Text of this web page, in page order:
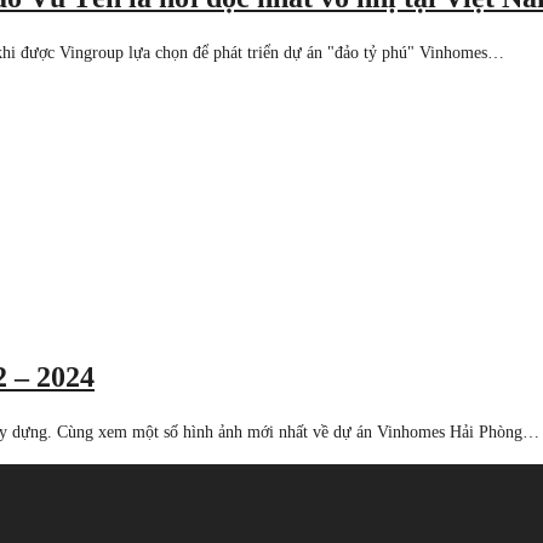
được Vingroup lựa chọn để phát triển dự án "đảo tỷ phú" Vinhomes…
– 2024
Cùng xem một số hình ảnh mới nhất về dự án Vinhomes Hải Phòng…